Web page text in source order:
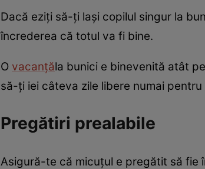
Dacă eziţi să-ţi laşi copilul singur la
încrederea că totul va fi bine.
O vacanţăla bunici e binevenită atât
să-ţi iei câteva zile libere numai
Pregătiri prealabile
Asigură-te că micuţul e pregătit să fie